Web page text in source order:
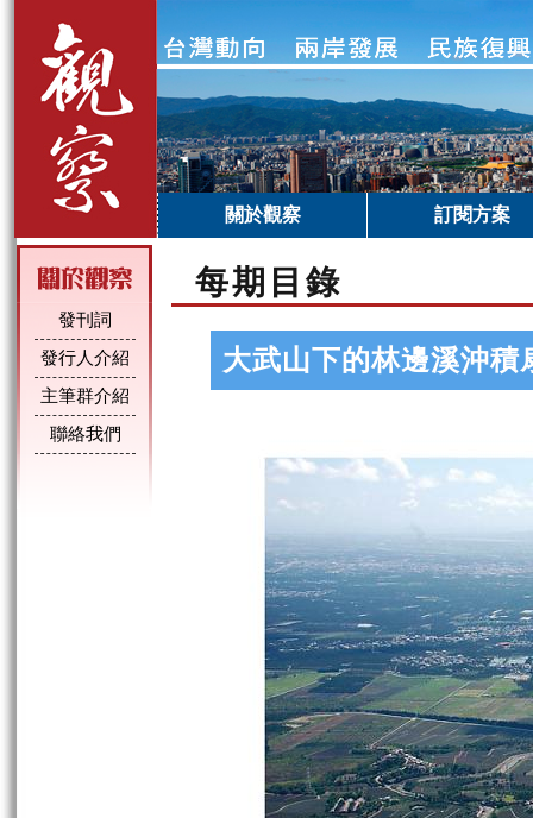
關於觀察 訂閱方案
發刊詞
發行人介紹
主筆群介紹
聯絡我們
每期目錄
大武山下的林邊溪沖積